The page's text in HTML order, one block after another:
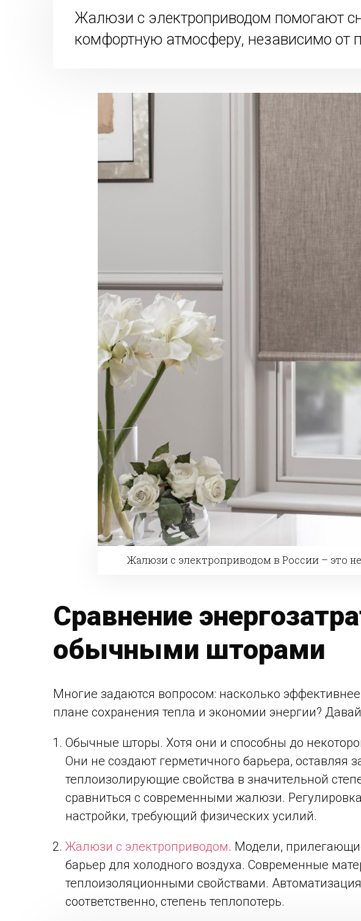
Жалюзи с электроприводом помогают
комфортную атмосферу, независимо от
Жалюзи с электроприводом в России – это
Сравнение
обычными шторами
Многие задаются вопросом: насколько
плане сохранения тепла и экономии энергии?
Обычные шторы. Хотя они и способны до
Они не создают герметичного барьера, оставляя
теплоизолирующие свойства в значительной
сравниться с современными жалюзи.
настройки, требующий физических усилий.
Жалюзи с электроприводом. Модели,
барьер для холодного воздуха. Современные
теплоизоляционными свойствами.
соответственно, степень теплопотерь.